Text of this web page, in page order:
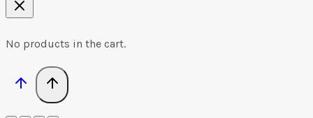
No products in the cart.